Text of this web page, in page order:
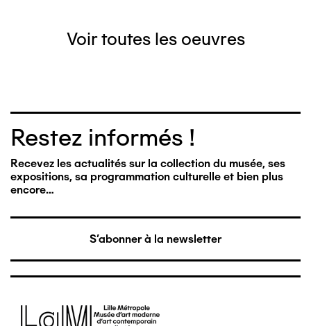
Voir toutes les oeuvres
Restez informés !
Recevez les actualités sur la collection du musée, ses
expositions, sa programmation culturelle et bien plus
encore…
S'abonner à la newsletter
Image